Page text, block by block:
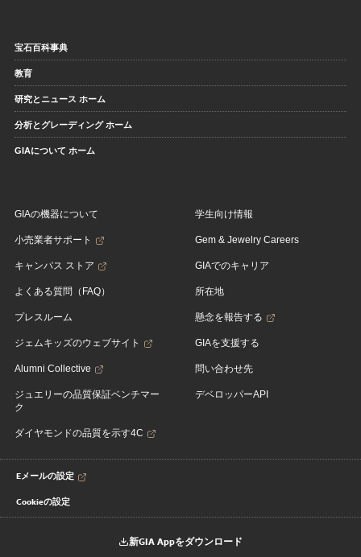
宝石百科事典
教育
研究とニュース ホーム
分析とグレーディング ホーム
GIAについて ホーム
GIAの機器について
小売業者サポート
キャンパス ストア
よくある質問（FAQ）
プレスルーム
ジェムキッズのウェブサイト
Alumni Collective
ジュエリーの品質保証ベンチマー
ク
ダイヤモンドの品質を示す4C
学生向け情報
Gem & Jewelry Careers
GIAでのキャリア
所在地
懸念を報告する
GIAを支援する
問い合わせ先
デベロッパーAPI
Eメールの設定
Cookieの設定
新GIA Appをダウンロード